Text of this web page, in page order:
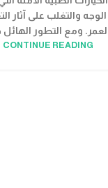
والتغلب على آثار
ومع التطور
CONTINUE READING